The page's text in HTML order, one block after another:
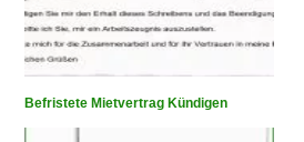
Befristete Mietvertrag Kündigen